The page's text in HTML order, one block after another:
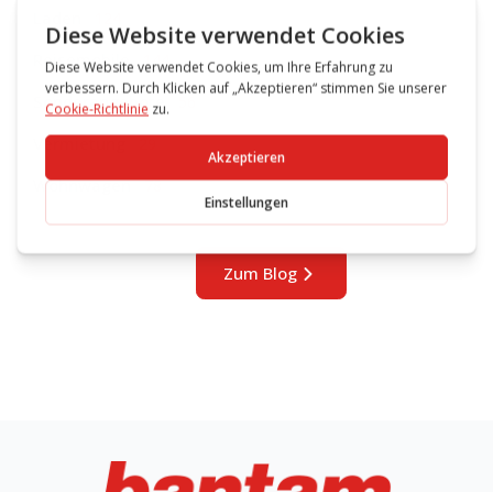
Reisemobile 144
Sonderangebote
Vermietung
Wohnwagen 78
Zum Blog